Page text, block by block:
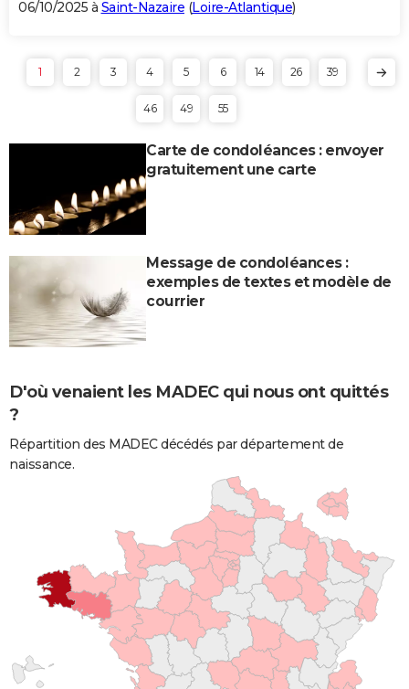
06/10/2025 à Saint-Nazaire (Loire-Atlantique)
1 2 3 4 5 6 14 26 39
46 49 55
Carte de condoléances : envoyer
gratuitement une carte
Message de condoléances :
exemples de textes et modèle de
courrier
D'où venaient les MADEC qui nous ont quittés
?
Répartition des MADEC décédés par département de
naissance.